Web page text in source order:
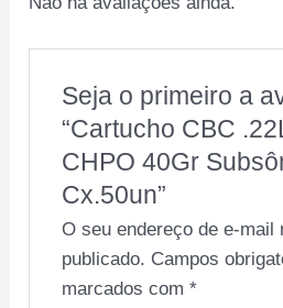
Seja o primeiro a
“Cartucho CBC
CHPO 40Gr
Cx.50un”
O seu endereço de e-mail
publicado. Campos
marcados com *